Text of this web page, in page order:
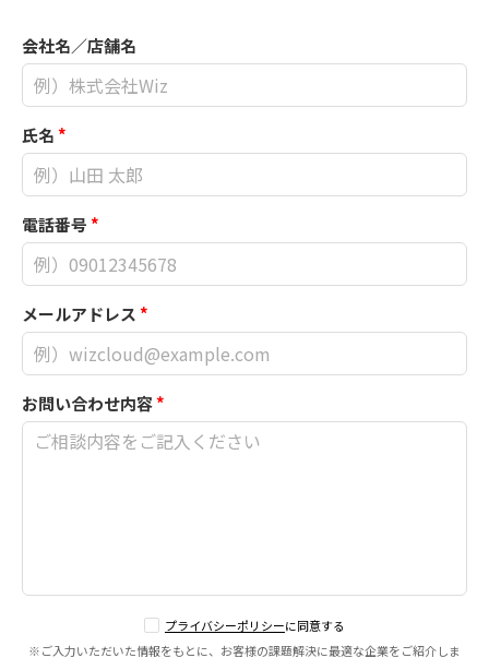
会社名／店舗名
氏名*
電話番号*
メールアドレス*
お問い合わせ内容*
プライバシーポリシーに同意する
※ご入力いただいた情報をもとに、お客様の課題解決に最適な企業をご紹介しま